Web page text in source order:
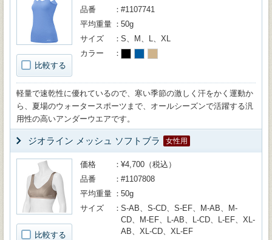
比較する
品番
#1107741
平均重量
50g
サイズ
S、M、L、XL
カラー
軽量で速乾性に優れているので、寒い季節の激しく汗をかく運動か
ら、夏場のウォータースポーツまで、オールシーズンで活躍する汎
用性の高いアンダーウエアです。
ジオライン メッシュ ソフトブラ 女性用
比較する
価格
¥4,700（税込）
品番
#1107808
平均重量
50g
サイズ
S-AB、S-CD、S-EF、M-AB、M-
CD、M-EF、L-AB、L-CD、L-EF、XL-
AB、XL-CD、XL-EF